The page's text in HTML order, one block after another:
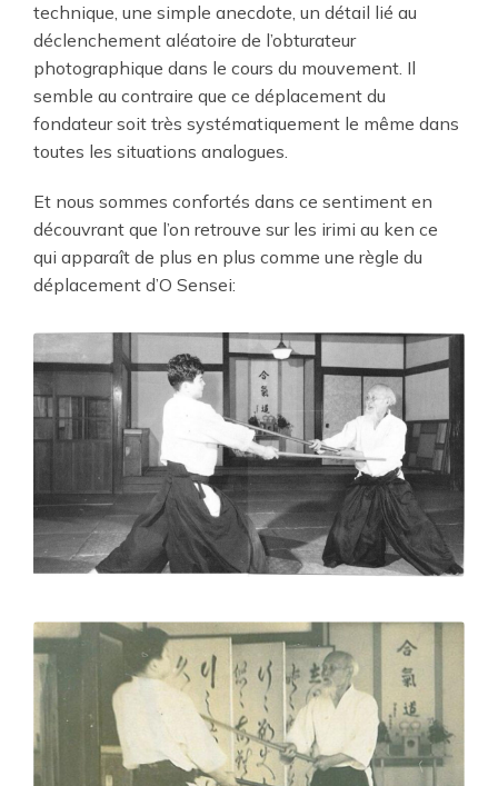
technique, une simple anecdote, un détail lié au
déclenchement aléatoire de l’obturateur
photographique dans le cours du mouvement. Il
semble au contraire que ce déplacement du
fondateur soit très systématiquement le même dans
toutes les situations analogues.
Et nous sommes confortés dans ce sentiment en
découvrant que l’on retrouve sur les irimi au ken ce
qui apparaît de plus en plus comme une règle du
déplacement d’O Sensei: